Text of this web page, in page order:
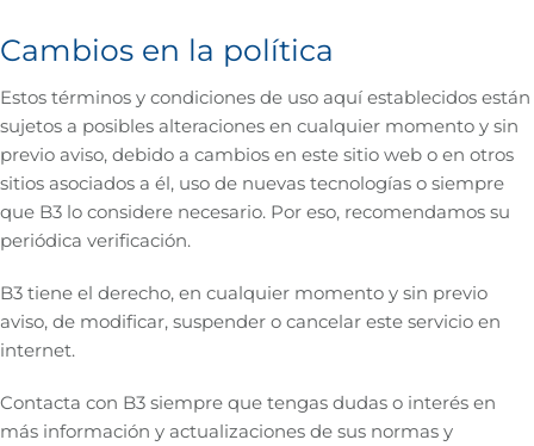
Cambios en la política
Estos términos y condiciones de uso aquí establecidos están
sujetos a posibles alteraciones en cualquier momento y sin
previo aviso, debido a cambios en este sitio web o en otros
sitios asociados a él, uso de nuevas tecnologías o siempre
que B3 lo considere necesario. Por eso, recomendamos su
periódica verificación.
B3 tiene el derecho, en cualquier momento y sin previo
aviso, de modificar, suspender o cancelar este servicio en
internet.
Contacta con B3 siempre que tengas dudas o interés en
más información y actualizaciones de sus normas y